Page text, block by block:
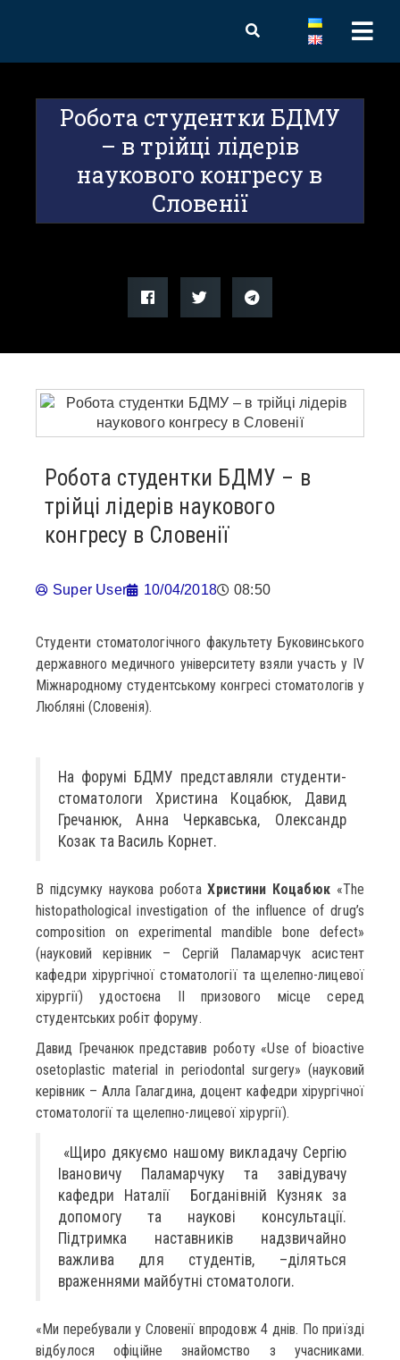
Робота студентки БДМУ
– в трійці лідерів
наукового конгресу в
Словенії
Робота студентки БДМУ – в
трійці лідерів наукового
конгресу в Словенії
Super User 10/04/2018 08:50
Студенти стоматологічного факультету Буковинського
державного медичного університету взяли участь у IV
Міжнародному студентському конгресі стоматологів у
Любляні (Словенія).
На форумі БДМУ представляли студенти-
стоматологи Христина Коцабюк, Давид
Гречанюк, Анна Черкавська, Олександр
Козак та Василь Корнет.
В підсумку наукова роботаХристини Коцабюк«The
histopathological investigation of the influence of drug’s
composition on experimental mandible bone defect»
(науковий керівник – Сергій Паламарчук асистент
кафедри хірургічної стоматології та щелепно-лицевої
хірургії) удостоєна ІІ призового місце серед
студентських робіт форуму.
Давид Гречанюк представив роботу «Use of bioactive
osetoplastic material in periodontal surgery» (науковий
керівник – Алла Галагдина, доцент кафедри хірургічної
стоматології та щелепно-лицевої хірургії).
«Щиро дякуємо нашому викладачу Сергію
Івановичу Паламарчуку та завідувачу
кафедри Наталії Богданівній Кузняк за
допомогу та наукові консультації.
Підтримка наставників надзвичайно
важлива для студентів, –діляться
враженнями майбутні стоматологи.
«Ми перебували у Словенії впродовж 4 днів. По приїзді
відбулося офіційне знайомство з учасниками.